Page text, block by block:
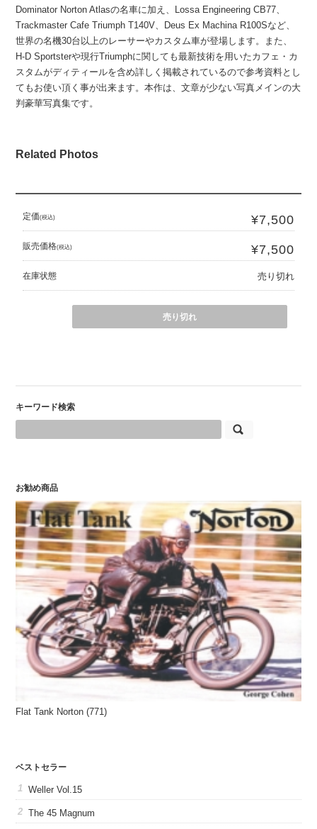
Dominator Norton Atlasの名車に加え、Lossa Engineering CB77、
Trackmaster Cafe Triumph T140V、Deus Ex Machina R100Sなど、
世界の名機30台以上のレーサーやカスタム車が登場します。また、
H-D Sportsterや現行Triumphに関しても最新技術を用いたカフェ・カ
スタムがディティールを含め詳しく掲載されているので参考資料とし
てもお使い頂く事が出来ます。本作は、文章が少ない写真メインの大
判豪華写真集です。
Related Photos
定価(税込) ¥7,500
販売価格(税込) ¥7,500
在庫状態 売り切れ
売り切れ
キーワード検索
お勧め商品
Flat Tank Norton (771)
ベストセラー
Weller Vol.15
The 45 Magnum